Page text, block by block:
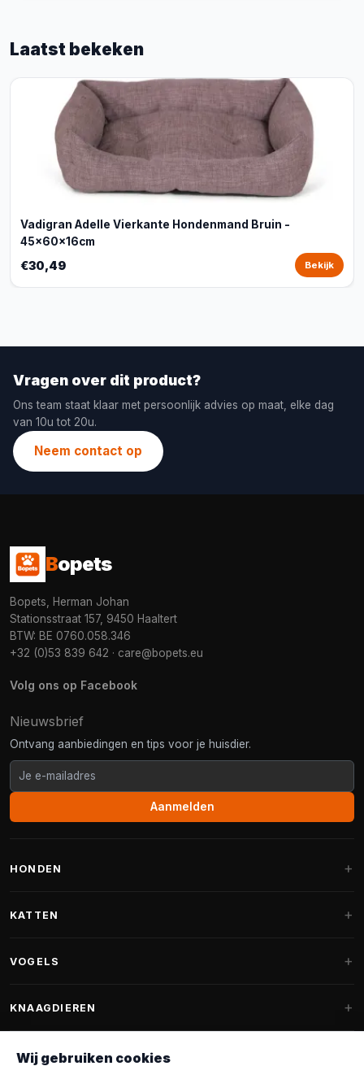
Laatst bekeken
Vadigran Adelle Vierkante Hondenmand Bruin -
45x60x16cm
€30,49 Bekijk
Vragen over dit product?
Ons team staat klaar met persoonlijk advies op maat, elke dag
van 10u tot 20u.
Neem contact op
Bopets
Bopets, Herman Johan
Stationsstraat 157, 9450 Haaltert
BTW: BE 0760.058.346
+32 (0)53 839 642 · care@bopets.eu
Volg ons op Facebook
Nieuwsbrief
Ontvang aanbiedingen en tips voor je huisdier.
Aanmelden
HONDEN
Fantail hondenmanden
Hondenspeelgoed
KATTEN
Krabpalen voor Maine Coon
VOGELS
Vogelvoer binnenvogels
Voederhuisjes
KNAAGDIEREN
Wij gebruiken cookies